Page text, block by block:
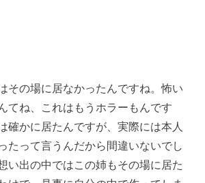
その場に居なかったんですね。怖い
てね、これはもうホラーもんです
確かに居たんですが、実際には本人
たって言うんだから間違いないでし
い出の中ではこの姉もその場に居た